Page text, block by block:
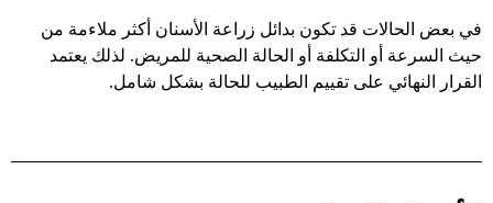
في بعض الحالات قد تكون بدائل زراعة الأسنان أكثر ملاءمة من
حيث السرعة أو التكلفة أو الحالة الصحية للمريض. لذلك يعتمد
القرار النهائي على تقييم الطبيب للحالة بشكل شامل.